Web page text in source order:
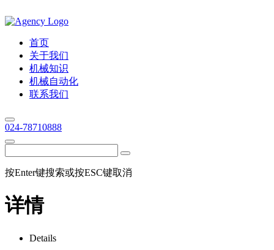
首页
关于我们
机械知识
机械自动化
联系我们
024-78710888
按Enter键搜索或按ESC键取消
详情
Details